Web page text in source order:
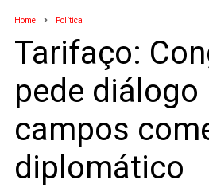
Home Política
Tarifaço:
pede diálogo
campos
diplomático